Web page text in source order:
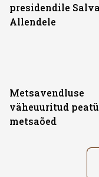
presidendile
Allendele
Metsavendluse
väheuuritud
metsaõed